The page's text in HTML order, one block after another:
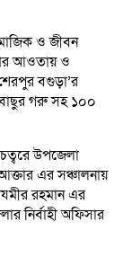
ও জীবন
আওতায় ও
বগুড়া’র
গরু সহ ১০০
উপজেলা
এর সঞ্চালনায়
রহমান এর
নির্বাহী অফিসার